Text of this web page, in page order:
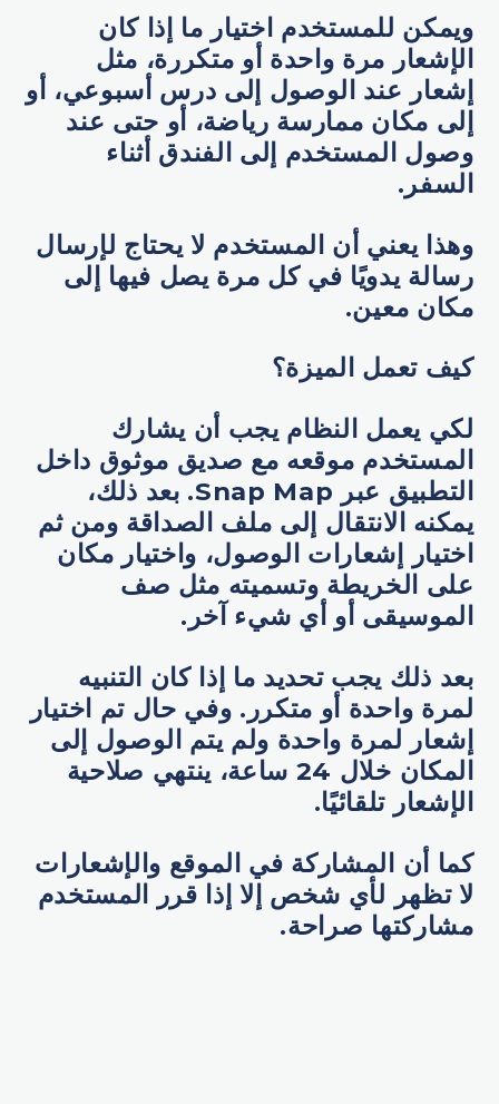
ويمكن للمستخدم اختيار ما إذا كان
الإشعار مرة واحدة أو متكررة، مثل
إشعار عند الوصول إلى درس أسبوعي، أو
إلى مكان ممارسة رياضة، أو حتى عند
وصول المستخدم إلى الفندق أثناء
السفر.
وهذا يعني أن المستخدم لا يحتاج لإرسال
رسالة يدويًا في كل مرة يصل فيها إلى
مكان معين.
كيف تعمل الميزة؟
لكي يعمل النظام يجب أن يشارك
المستخدم موقعه مع صديق موثوق داخل
التطبيق عبر Snap Map. بعد ذلك،
يمكنه الانتقال إلى ملف الصداقة ومن ثم
اختيار إشعارات الوصول، واختيار مكان
على الخريطة وتسميته مثل صف
الموسيقى أو أي شيء آخر.
بعد ذلك يجب تحديد ما إذا كان التنبيه
لمرة واحدة أو متكرر. وفي حال تم اختيار
إشعار لمرة واحدة ولم يتم الوصول إلى
المكان خلال 24 ساعة، ينتهي صلاحية
الإشعار تلقائيًا.
كما أن المشاركة في الموقع والإشعارات
لا تظهر لأي شخص إلا إذا قرر المستخدم
مشاركتها صراحة.